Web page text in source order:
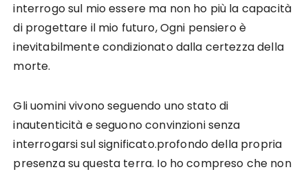
interrogo sul mio essere ma non ho più la capacità
di progettare il mio futuro, Ogni pensiero è
inevitabilmente condizionato dalla certezza della
morte.
Gli uomini vivono seguendo uno stato di
inautenticità e seguono convinzioni senza
interrogarsi sul significato.profondo della propria
presenza su questa terra. Io ho compreso che non